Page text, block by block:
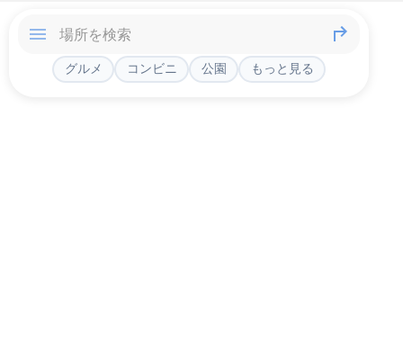
グルメ コンビニ 公園 もっと見る